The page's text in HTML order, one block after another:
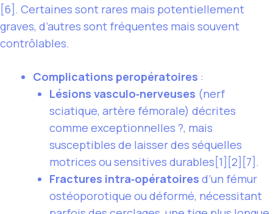
[6]. Certaines sont rares mais potentiellement
graves, d’autres sont fréquentes mais souvent
contrôlables.
Complications peropératoires :
Lésions vasculo‑nerveuses (nerf
sciatique, artère fémorale) décrites
comme exceptionnelles ?, mais
susceptibles de laisser des séquelles
motrices ou sensitives durables[1][2][7].
Fractures intra‑opératoires d’un fémur
ostéoporotique ou déformé, nécessitant